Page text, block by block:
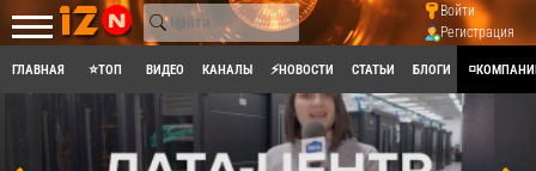
Войти
Регистрация
ГЛАВНАЯ ⭐ТОП ВИДЕО КАНАЛЫ ⚡НОВОСТИ СТАТЬИ БЛОГИ